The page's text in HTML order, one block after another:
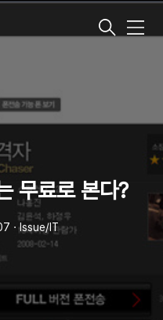
메
무료로 본다?
ㆍIssue/IT